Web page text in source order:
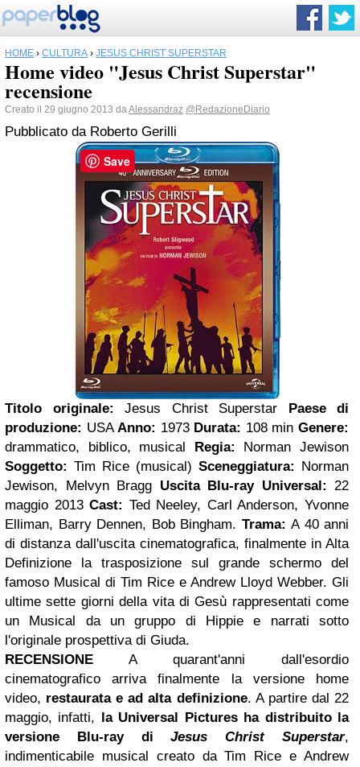
HOME › CULTURA › JESUS CHRIST SUPERSTAR
Home video "Jesus Christ Superstar"
recensione
Creato il 29 giugno 2013 daAlessandraz @RedazioneDiario
Pubblicato da Roberto Gerilli
Titolo originale: Jesus Christ Superstar
Paese di
produzione: USA Anno: 1973 Durata: 108 min Genere:
drammatico, biblico, musical
Regia: Norman Jewison
Soggetto: Tim Rice (musical) Sceneggiatura: Norman
Jewison, Melvyn Bragg Uscita Blu-ray Universal: 22
maggio 2013 Cast: Ted Neeley, Carl Anderson, Yvonne
Elliman, Barry Dennen, Bob Bingham. Trama: A 40 anni
di distanza dall'uscita cinematografica, finalmente in Alta
Definizione la trasposizione sul grande schermo del
famoso Musical di Tim Rice e Andrew Lloyd Webber. Gli
ultime sette giorni della vita di Gesù rappresentati come
un Musical da un gruppo di Hippie e narrati sotto
l'originale prospettiva di Giuda.
RECENSIONE
A quarant'anni dall'esordio
cinematografico arriva finalmente la versione home
video, restaurata e ad alta definizione. A partire dal 22
maggio, infatti, la Universal Pictures ha distribuito la
versione Blu-ray diJesus Christ Superstar,
indimenticabile musical creato da Tim Rice e Andrew
Save